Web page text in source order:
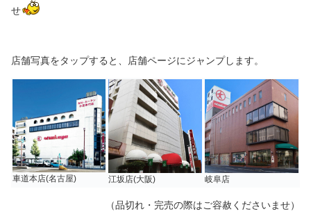
せ
店舗写真をタップすると、店舗ページにジャンプします。
車道本店(名古屋) 江坂店(大阪) 岐阜店
（品切れ・完売の際はご容赦くださいませ）